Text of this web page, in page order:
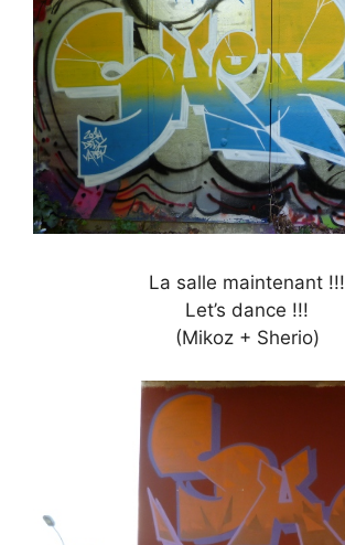
La salle maintenant !!!
Let’s dance !!!
(Mikoz + Sherio)